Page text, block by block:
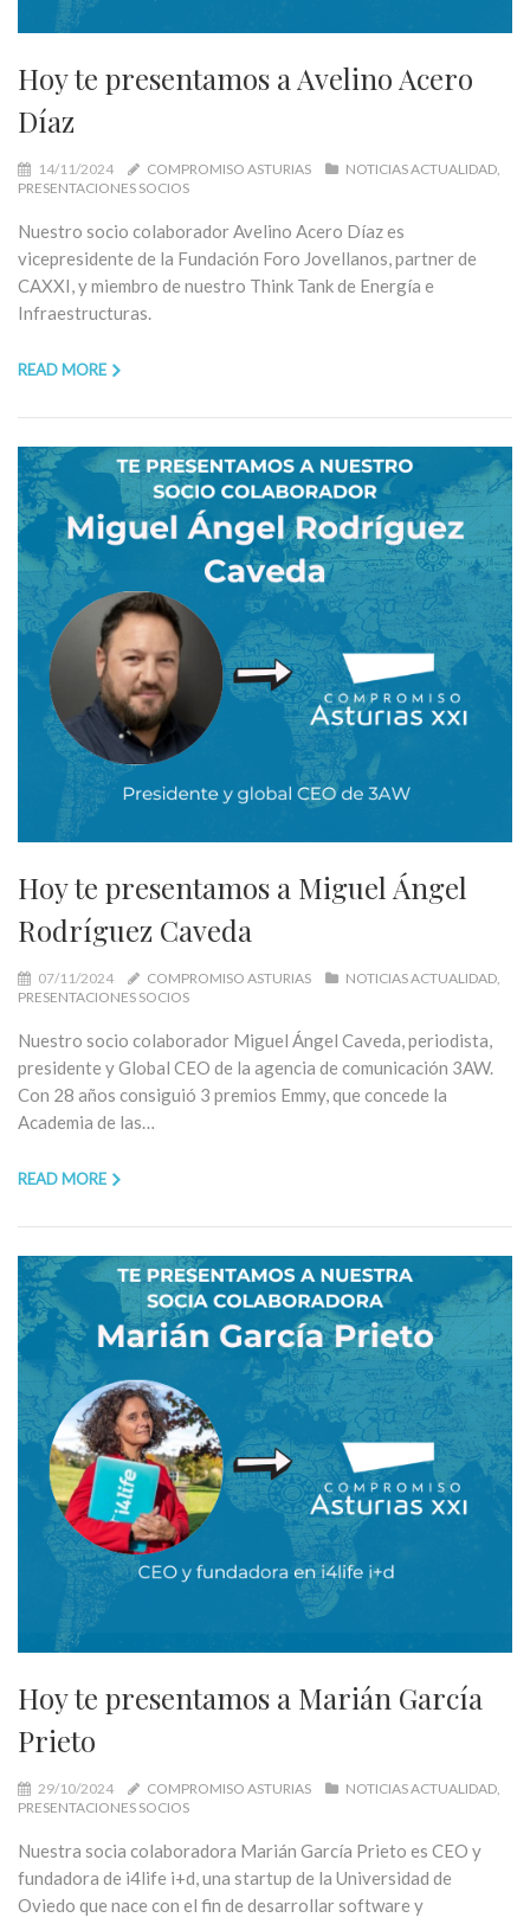
Hoy te presentamos a Avelino Acero
Díaz
14/11/2024 COMPROMISO ASTURIAS
NOTICIAS ACTUALIDAD
PRESENTACIONES SOCIOS
Nuestro socio colaborador Avelino Acero Díaz es
vicepresidente de la Fundación Foro Jovellanos, partner de
CAXXI, y miembro de nuestro Think Tank de Energía e
Infraestructuras.
READ MORE
Hoy te presentamos a Miguel Ángel
Rodríguez Caveda
07/11/2024 COMPROMISO ASTURIAS
NOTICIAS ACTUALIDAD
PRESENTACIONES SOCIOS
Nuestro socio colaborador Miguel Ángel Caveda, periodista,
presidente y Global CEO de la agencia de comunicación 3AW.
Con 28 años consiguió 3 premios Emmy, que concede la
Academia de las…
READ MORE
Hoy te presentamos a Marián García
Prieto
29/10/2024 COMPROMISO ASTURIAS
NOTICIAS ACTUALIDAD
PRESENTACIONES SOCIOS
Nuestra socia colaboradora Marián García Prieto es CEO y
fundadora de i4life i+d, una startup de la Universidad de
Oviedo que nace con el fin de desarrollar software y